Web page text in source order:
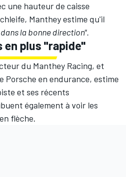
une hauteur de caisse
Manthey estime qu'il
la bonne direction".
en plus "rapide"
du Manthey Racing, et
Porsche en endurance, estime
et ses récents
également à voir les
flèche.